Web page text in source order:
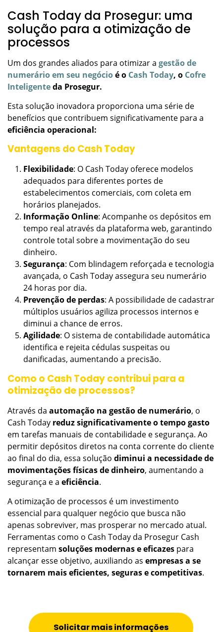
Cash Today da Prosegur: uma
solução para a otimização de
processos
Um dos grandes aliados para otimizar a gestão de
numerário em seu negócioé o Cash Today, o Cofre
Inteligenteda Prosegur.
Esta solução inovadora proporciona uma série de
benefícios que contribuem significativamente para a
eficiência operacional:
Vantagens do Cash Today
Flexibilidade: O Cash Today oferece modelos
adequados para diferentes portes de
estabelecimentos comerciais, com coleta em
horários planejados.
Informação Online: Acompanhe os depósitos em
tempo real através da plataforma web, garantindo
controle total sobre a movimentação do seu
dinheiro.
Segurança: Com blindagem reforçada e tecnologia
avançada, o Cash Today assegura seu numerário
24 horas por dia.
Prevenção de perdas: A possibilidade de cadastrar
múltiplos usuários agiliza processos internos e
diminui a chance de erros.
Agilidade: O sistema de contabilidade automática
identifica e rejeita cédulas suspeitas ou
danificadas, aumentando a precisão.
Como o Cash Today contribui para a
otimização de processos?
Através da automação na gestão de numerário, o
Cash Today reduz significativamente o tempo gasto
em tarefas manuais de contabilidade e segurança. Ao
permitir depósitos diretos na conta corrente do cliente
ao final do dia, essa solução diminui a necessidade de
movimentações físicas de dinheiro, aumentando a
segurança e a eficiência.
A otimização de processos é um investimento
essencial para qualquer negócio que busca não
apenas sobreviver, mas prosperar no mercado atual.
Ferramentas como o Cash Today da Prosegur Cash
representam soluções modernas e eficazes para
alcançar esse objetivo, auxiliando as empresas a se
tornarem mais eficientes, seguras e competitivas.
Solicitar mais informações